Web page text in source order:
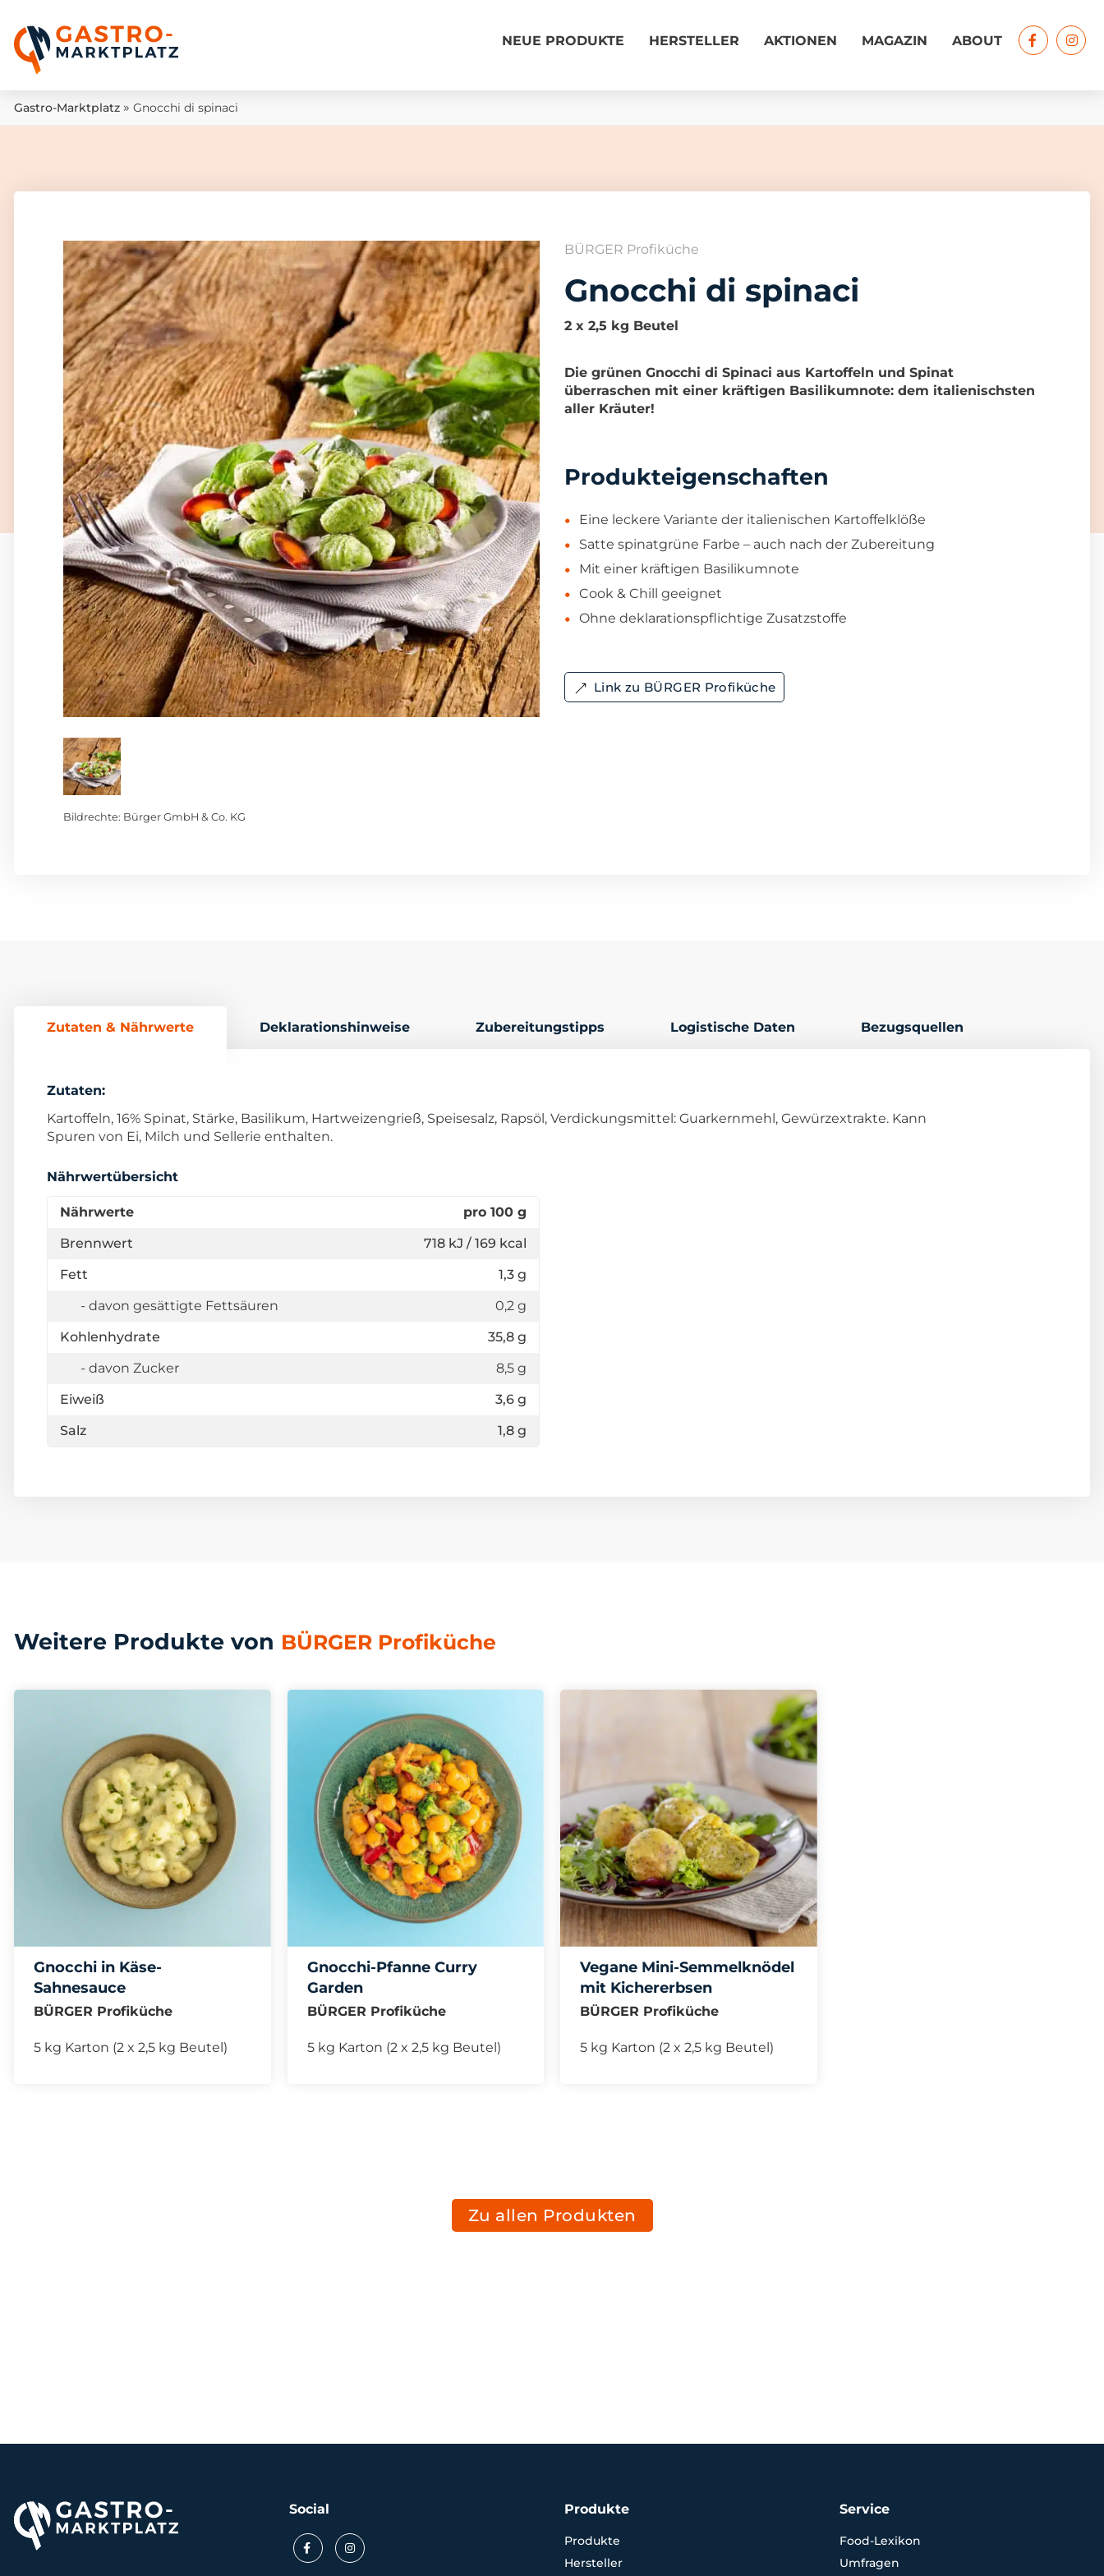
NEUE PRODUKTE HERSTELLER AKTIONEN MAGAZIN ABOUT
Gastro-Marktplatz » Gnocchi di spinaci
Bildrechte: Bürger GmbH & Co. KG
BÜRGER Profiküche
Gnocchi di spinaci
2 x 2,5 kg Beutel
Die grünen Gnocchi di Spinaci aus Kartoffeln und Spinat
überraschen mit einer kräftigen Basilikumnote: dem italienischsten
aller Kräuter!
Produkteigenschaften
Eine leckere Variante der italienischen Kartoffelklöße
Satte spinatgrüne Farbe – auch nach der Zubereitung
Mit einer kräftigen Basilikumnote
Cook & Chill geeignet
Ohne deklarationspflichtige Zusatzstoffe
Link zu BÜRGER Profiküche
Zutaten & Nährwerte Deklarationshinweise Zubereitungstipps Logistische Daten Bezugsquellen
Zutaten:
Kartoffeln, 16% Spinat, Stärke, Basilikum, Hartweizengrieß, Speisesalz, Rapsöl, Verdickungsmittel: Guarkernmehl, Gewürzextrakte. Kann
Spuren von Ei, Milch und Sellerie enthalten.
Nährwertübersicht
Nährwerte
pro 100 g
Brennwert
718 kJ / 169 kcal
Fett
1,3 g
- davon gesättigte Fettsäuren
0,2 g
Kohlenhydrate
35,8 g
- davon Zucker
8,5 g
Eiweiß
3,6 g
Salz
1,8 g
Weitere Produkte von BÜRGER Profiküche
Gnocchi in Käse-
Sahnesauce
BÜRGER Profiküche
5 kg Karton (2 x 2,5 kg Beutel)
Gnocchi-Pfanne Curry
Garden
BÜRGER Profiküche
5 kg Karton (2 x 2,5 kg Beutel)
Vegane Mini-Semmelknödel
mit Kichererbsen
BÜRGER Profiküche
5 kg Karton (2 x 2,5 kg Beutel)
Zu allen Produkten
Social Produkte
Produkte
Hersteller
Service
Food-Lexikon
Umfragen